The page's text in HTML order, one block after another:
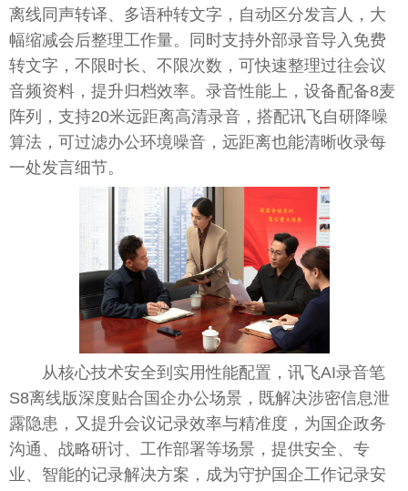
离线同声转译、多语种转文字，自动区分发言人，大
幅缩减会后整理工作量。同时支持外部录音导入免费
转文字，不限时长、不限次数，可快速整理过往会议
音频资料，提升归档效率。录音性能上，设备配备8麦
阵列，支持20米远距离高清录音，搭配讯飞自研降噪
算法，可过滤办公环境噪音，远距离也能清晰收录每
一处发言细节。
从核心技术安全到实用性能配置，讯飞AI录音笔
S8离线版深度贴合国企办公场景，既解决涉密信息泄
露隐患，又提升会议记录效率与精准度，为国企政务
沟通、战略研讨、工作部署等场景，提供安全、专
业、智能的记录解决方案，成为守护国企工作记录安